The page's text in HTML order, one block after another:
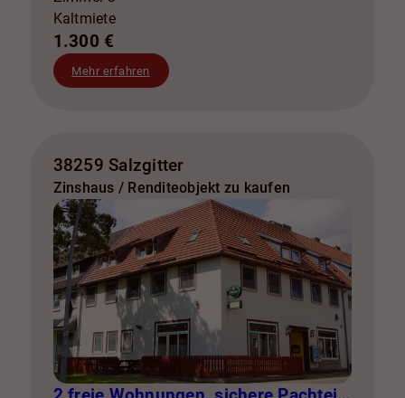
Kaltmiete
1.300 €
Mehr erfahren
38259 Salzgitter
Zinshaus / Renditeobjekt zu kaufen